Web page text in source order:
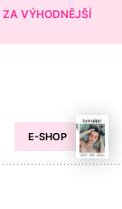
ZA VÝHODNĚJŠÍ
E-SHOP